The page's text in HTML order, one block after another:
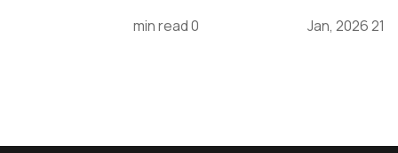
21 Jan, 2026
0 min read